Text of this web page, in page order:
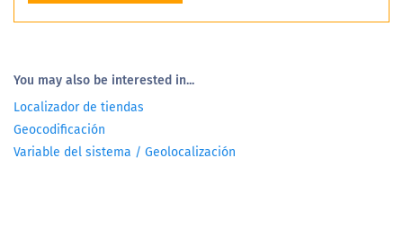
You may also be interested in...
Localizador de tiendas
Geocodificación
Variable del sistema / Geolocalización